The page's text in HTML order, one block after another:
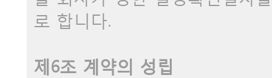
로 합니다.
제6조 계약의 성립